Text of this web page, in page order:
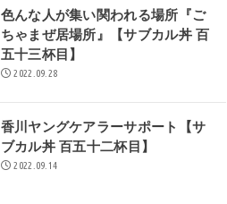
色んな人が集い関われる場所『ご
ちゃまぜ居場所』【サブカル丼 百
五十三杯目】
2022.09.28
香川ヤングケアラーサポート【サ
ブカル丼 百五十二杯目】
2022.09.14